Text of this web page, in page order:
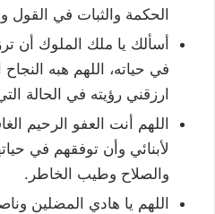
الحكمة والثبات في القول
أسألك يا ملك الملوك أن
في حياته، اللهم هبه
ارزقني رؤيته في الحالة
اللهم أنت العفو الرحيم
لأبنائي وأن توفقهم في
والصلاح وطيب الخاطر.
اللهم يا هادي المضلين